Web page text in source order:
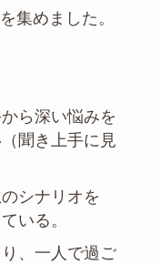
集めました。
ら深い悩みを
聞き上手に見
シナリオを
いる。
、一人で過ご